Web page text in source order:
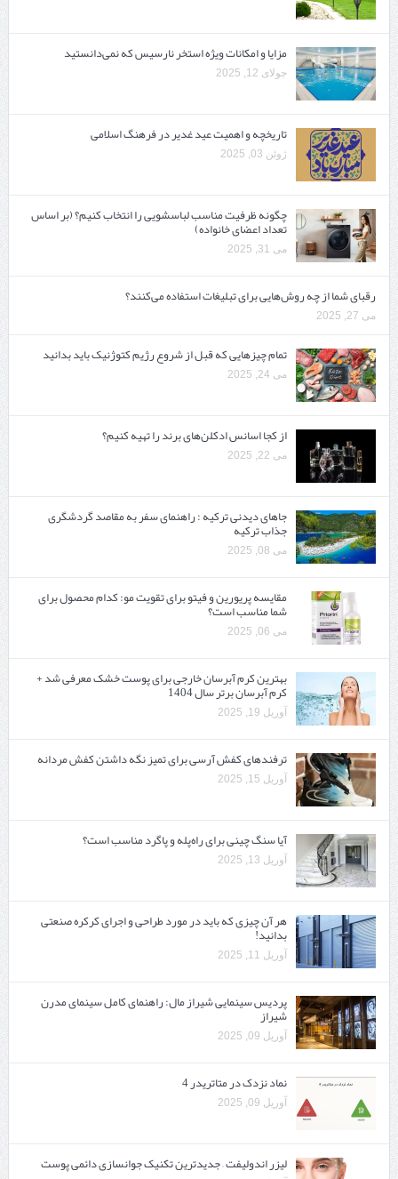
مزایا و امکانات ویژه استخر نارسیس که نمی‌دانستید
جولای 12, 2025
تاریخچه و اهمیت عید غدیر در فرهنگ اسلامی
ژوئن 03, 2025
چگونه ظرفیت مناسب لباسشویی را انتخاب کنیم؟ (بر اساس
تعداد اعضای خانواده)
می 31, 2025
رقبای شما از چه روش‌هایی برای تبلیغات استفاده می‌کنند؟
می 27, 2025
تمام چیزهایی که قبل از شروع رژیم کتوژنیک باید بدانید‎
می 24, 2025
از کجا اسانس ادکلن‌های برند را تهیه کنیم؟
می 22, 2025
جاهای دیدنی ترکیه : راهنمای سفر به مقاصد گردشگری
جذاب ترکیه
می 08, 2025
مقایسه پریورین و فیتو برای تقویت مو: کدام محصول برای
شما مناسب است؟
می 06, 2025
بهترین کرم آبرسان خارجی برای پوست خشک معرفی شد +
کرم آبرسان برتر سال 1404
آوریل 19, 2025
ترفندهای کفش آرسی برای تمیز نگه داشتن کفش مردانه
آوریل 15, 2025
آیا سنگ چینی برای راه‌پله و پاگرد مناسب است؟
آوریل 13, 2025
هر آن چیزی که باید در مورد طراحی و اجرای کرکره صنعتی
بدانید!
آوریل 11, 2025
پردیس سینمایی شیراز مال: راهنمای کامل سینمای مدرن
شیراز
آوریل 09, 2025
نماد نزدک در متاتریدر 4
آوریل 09, 2025
لیزر اندولیفت – جدیدترین تکنیک جوانسازی دائمی پوست